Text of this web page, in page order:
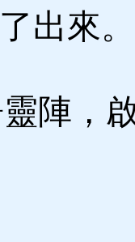
出來。
陣，